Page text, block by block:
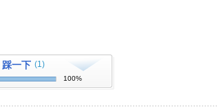
踩一下 (1)
100%